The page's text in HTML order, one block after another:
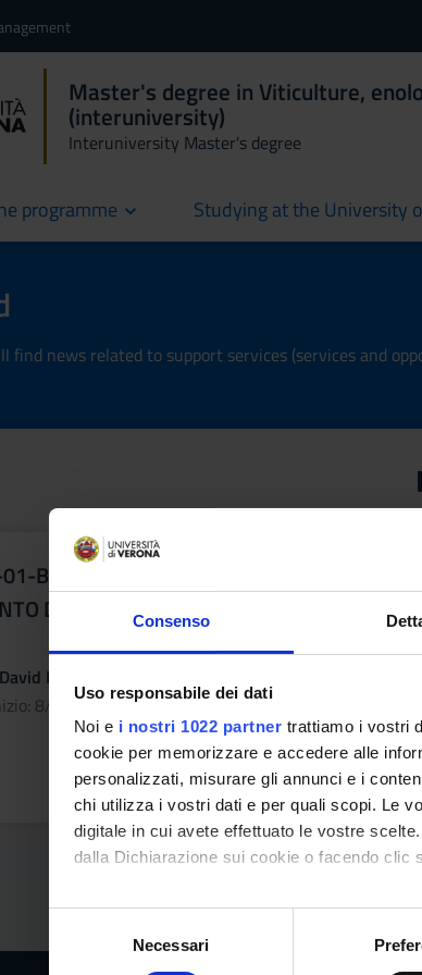
Consenso
Uso responsabile dei dati
Noi e i nostri 1022 partner trattiamo i vostri
cookie per memorizzare e accedere alle
personalizzati, misurare gli annunci e i
chi utilizza i vostri dati e per quali scopi. Le
digitale in cui avete effettuato le vostre
dalla Dichiarazione sui cookie o facendo clic
Con il tuo consenso, vorremmo anche:
raccogliere informazioni sulla tua
Necessari
Master's degree in Viticulture,
(interuniversity)
Interuniversity Master's degree
programme Studying at the University
find news related to support services (services and
BANDO PER IL
DI N. 74 ASSEGNI PER
DEL SERVIZIO DI
- A.A. 2026/2027
e annuali) -
DI BIOTECNOLOGIE
David Bolzonella
8/21/26
Tre